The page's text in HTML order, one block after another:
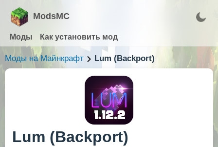
ModsMC
Моды Как установить мод
Моды на Майнкрафт Lum (Backport)
Lum (Backport)